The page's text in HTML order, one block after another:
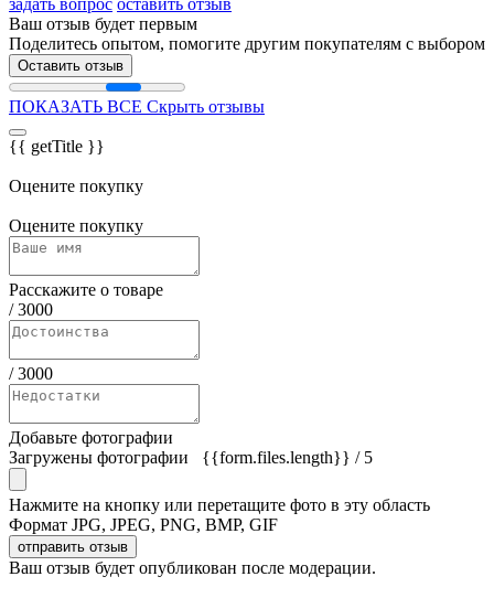
Ваш отзыв будет первым
Поделитесь опытом, помогите другим покупателям с выбором
Оставить отзыв
ПОКАЗАТЬ ВСЕ Скрыть отзывы
{{ getTitle }}
Оцените покупку
Оцените покупку
Расскажите о товаре
/3000
/3000
Добавьте фотографии
Загружены фотографии
{{form.files.length}} / 5
Нажмите на кнопку или перетащите фото в эту область
Формат JPG, JPEG, PNG, BMP, GIF
отправить отзыв
Ваш отзыв будет опубликован после модерации.